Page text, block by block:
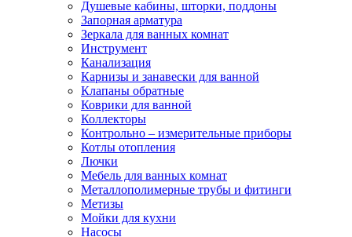
Душевые кабины, шторки, поддоны
Запорная арматура
Зеркала для ванных комнат
Инструмент
Канализация
Карнизы и занавески для ванной
Клапаны обратные
Коврики для ванной
Коллекторы
Контрольно – измерительные приборы
Котлы отопления
Лючки
Мебель для ванных комнат
Металлополимерные трубы и фитинги
Метизы
Мойки для кухни
Насосы